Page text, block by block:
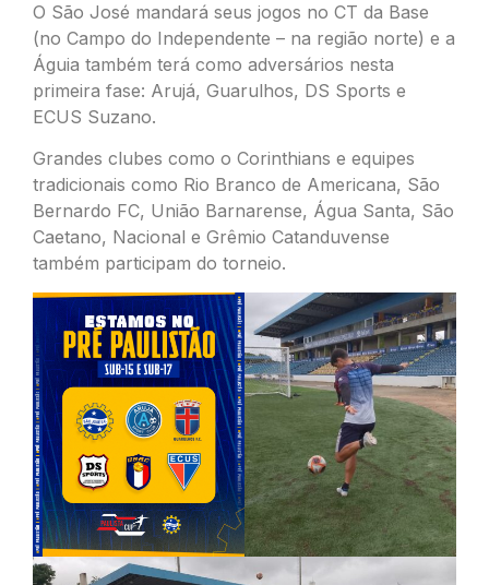
O São José mandará seus jogos no CT da Base
(no Campo do Independente – na região norte) e a
Águia também terá como adversários nesta
primeira fase: Arujá, Guarulhos, DS Sports e
ECUS Suzano.
Grandes clubes como o Corinthians e equipes
tradicionais como Rio Branco de Americana, São
Bernardo FC, União Barnarense, Água Santa, São
Caetano, Nacional e Grêmio Catanduvense
também participam do torneio.